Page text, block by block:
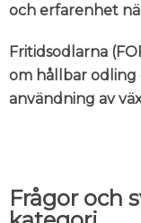
och erfarenhet
Fritidsodlarna
om hållbar odling
användning av
Frågor och